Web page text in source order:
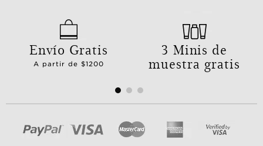
Envío Gratis
A partir de $1200
3 Minis de
muestra gratis